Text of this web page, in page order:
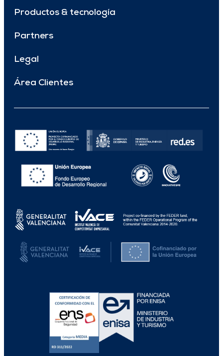
Productos & tecnología
Partners
Legal
Área Clientes